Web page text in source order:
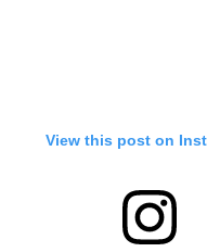
View this post on